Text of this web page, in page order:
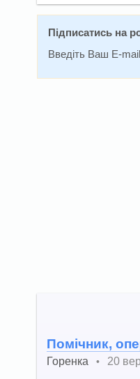
Підписатись на
Введіть Ваш E-mail
Помічник,
Горенка
• 20